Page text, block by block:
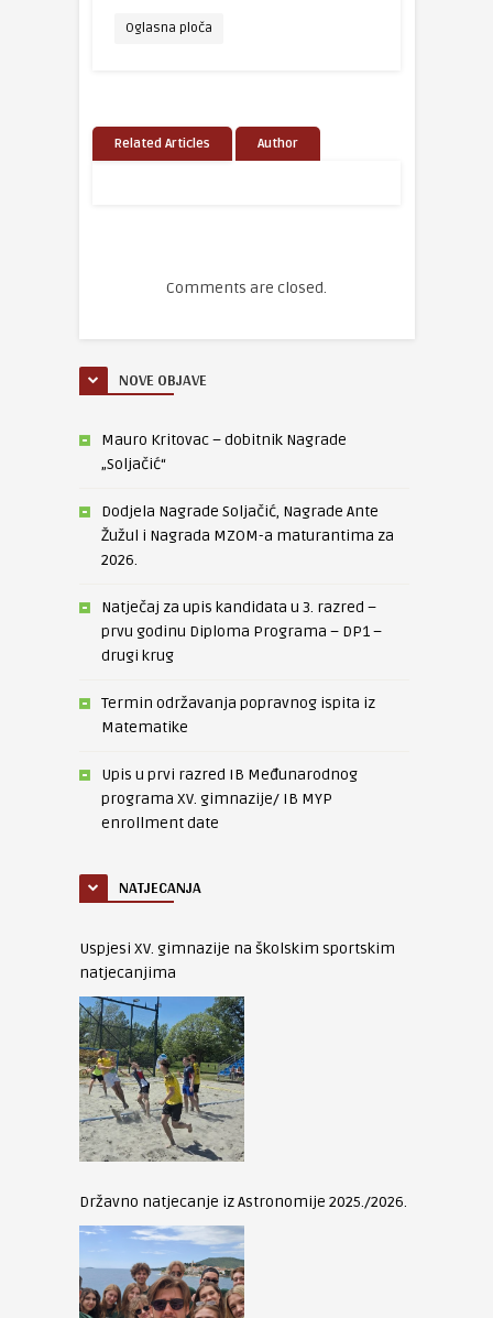
Oglasna ploča
Related Articles Author
Comments are closed.
NOVE OBJAVE
Mauro Kritovac – dobitnik Nagrade
„Soljačić“
Dodjela Nagrade Soljačić, Nagrade Ante
Žužul i Nagrada MZOM-a maturantima za
2026.
Natječaj za upis kandidata u 3. razred –
prvu godinu Diploma Programa – DP1 –
drugi krug
Termin održavanja popravnog ispita iz
Matematike
Upis u prvi razred IB Međunarodnog
programa XV. gimnazije/ IB MYP
enrollment date
NATJECANJA
Uspjesi XV. gimnazije na školskim sportskim
natjecanjima
Državno natjecanje iz Astronomije 2025./2026.